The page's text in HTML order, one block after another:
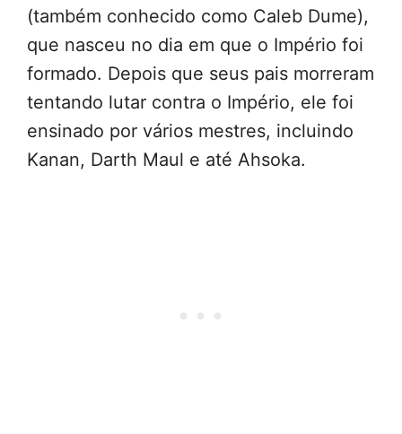
(também conhecido como Caleb Dume),
que nasceu no dia em que o Império foi
formado. Depois que seus pais morreram
tentando lutar contra o Império, ele foi
ensinado por vários mestres, incluindo
Kanan, Darth Maul e até Ahsoka.